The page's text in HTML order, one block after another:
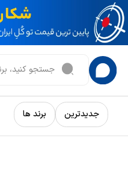
جدیدترین برند ها